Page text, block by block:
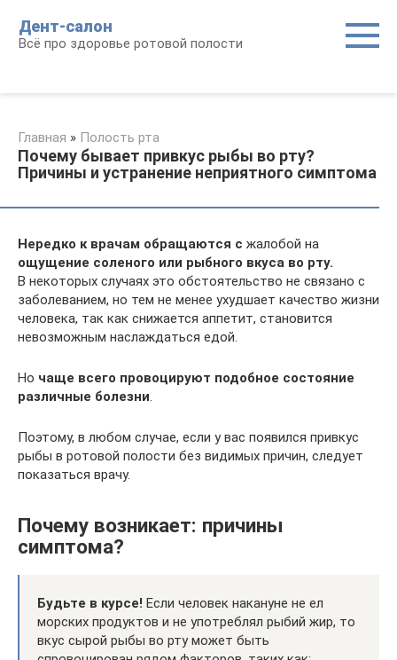
контенту
Дент-салон
Всё про здоровье ротовой полости
Главная » Полость рта
Почему бывает привкус рыбы во рту?
Причины и устранение неприятного симптома
Нередко к врачам обращаются с жалобой на
ощущение соленого или рыбного вкуса во рту.
В некоторых случаях это обстоятельство не связано с
заболеванием, но тем не менее ухудшает качество жизни
человека, так как снижается аппетит, становится
невозможным наслаждаться едой.
Но чаще всего провоцируют подобное состояние
различные болезни.
Поэтому, в любом случае, если у вас появился привкус
рыбы в ротовой полости без видимых причин, следует
показаться врачу.
Почему возникает: причины
симптома?
Будьте в курсе! Если человек накануне не ел
морских продуктов и не употреблял рыбий жир, то
вкус сырой рыбы во рту может быть